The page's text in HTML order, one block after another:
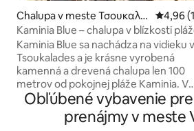
Chalupa v meste Τσουκαλά
δες
4,96
Kaminia Blue – chalupa v blízkosti
Kaminia Blue sa nachádza na vidieku v
Tsoukalades a je krásne vyrobená
kamenná a drevená chalupa len 100
metrov od pokojnej pláže Kaminia. V
tomto očarujúcom útočisku sa môže
ubytovať až 5 hostí a ponúka dve spálne,
útulnú rozkladaciu pohovku, plne
Obľúbené vybavenie
prenájmy v meste